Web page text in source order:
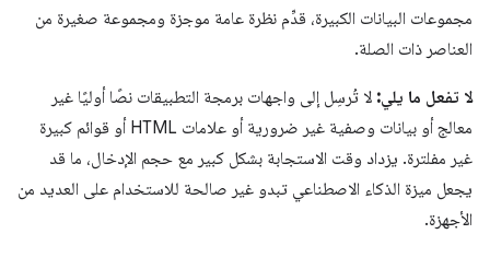
مجموعات البيانات الكبيرة، قدِّم نظرة عامة موجزة ومجموعة صغيرة من
العناصر ذات الصلة.
لا تفعل ما يلي: لا تُرسِل إلى واجهات برمجة التطبيقات نصًا أوليًا غير
معالج أو بيانات وصفية غير ضرورية أو علامات HTML أو قوائم كبيرة
غير مفلترة. يزداد وقت الاستجابة بشكل كبير مع حجم الإدخال، ما قد
يجعل ميزة الذكاء الاصطناعي تبدو غير صالحة للاستخدام على العديد من
الأجهزة.